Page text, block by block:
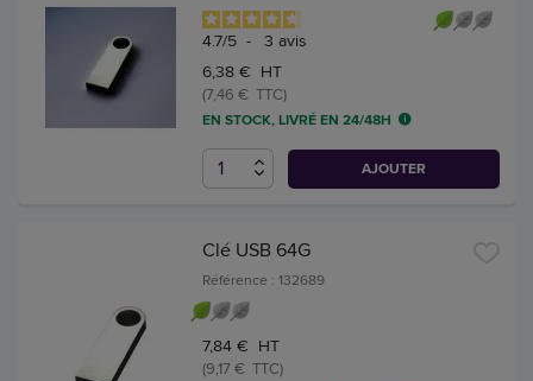
4.7/5 - 3 avis
6,38 € HT
(7,46 € TTC)
EN STOCK, LIVRÉ EN 24/48H
AJOUTER
Clé USB 64G
Référence : 132689
7,84 € HT
(9,17 € TTC)